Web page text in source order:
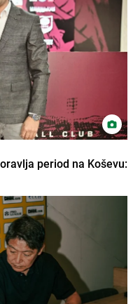
period na Koševu: